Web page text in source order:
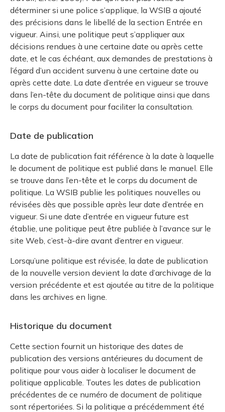
déterminer si une police s’applique, la WSIB a ajouté
des précisions dans le libellé de la section Entrée en
vigueur. Ainsi, une politique peut s’appliquer aux
décisions rendues à une certaine date ou après cette
date, et le cas échéant, aux demandes de prestations à
l’égard d’un accident survenu à une certaine date ou
après cette date. La date d’entrée en vigueur se trouve
dans l’en-tête du document de politique ainsi que dans
le corps du document pour faciliter la consultation.
Date de publication
La date de publication fait référence à la date à laquelle
le document de politique est publié dans le manuel. Elle
se trouve dans l’en-tête et le corps du document de
politique. La WSIB publie les politiques nouvelles ou
révisées dès que possible après leur date d’entrée en
vigueur. Si une date d’entrée en vigueur future est
établie, une politique peut être publiée à l’avance sur le
site Web, c’est-à-dire avant d’entrer en vigueur.
Lorsqu’une politique est révisée, la date de publication
de la nouvelle version devient la date d’archivage de la
version précédente et est ajoutée au titre de la politique
dans les archives en ligne.
Historique du document
Cette section fournit un historique des dates de
publication des versions antérieures du document de
politique pour vous aider à localiser le document de
politique applicable. Toutes les dates de publication
précédentes de ce numéro de document de politique
sont répertoriées. Si la politique a précédemment été